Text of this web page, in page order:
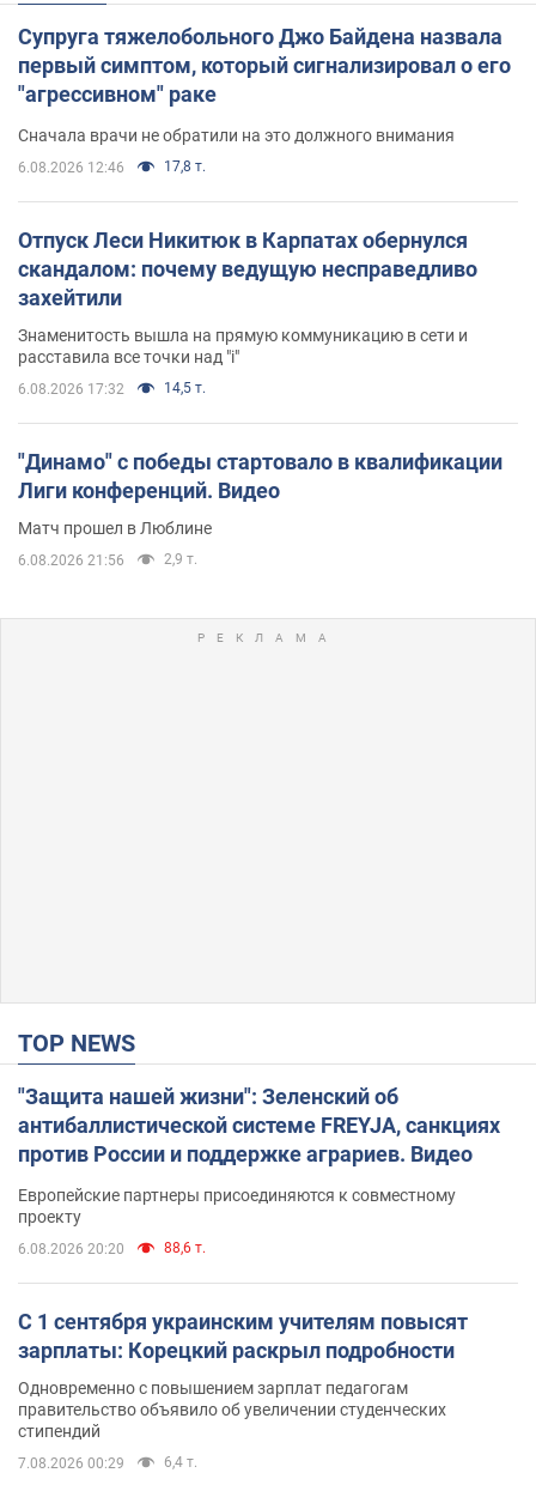
Супруга тяжелобольного Джо Байдена назвала
первый симптом, который сигнализировал о его
"агрессивном" раке
Сначала врачи не обратили на это должного внимания
6.08.2026 12:46 17,8 т.
Отпуск Леси Никитюк в Карпатах обернулся
скандалом: почему ведущую несправедливо
захейтили
Знаменитость вышла на прямую коммуникацию в сети и
расставила все точки над "i"
6.08.2026 17:32 14,5 т.
"Динамо" с победы стартовало в квалификации
Лиги конференций. Видео
Матч прошел в Люблине
6.08.2026 21:56 2,9 т.
TOP NEWS
"Защита нашей жизни": Зеленский об
антибаллистической системе FREYJA, санкциях
против России и поддержке аграриев. Видео
Европейские партнеры присоединяются к совместному
проекту
6.08.2026 20:20 88,6 т.
С 1 сентября украинским учителям повысят
зарплаты: Корецкий раскрыл подробности
Одновременно с повышением зарплат педагогам
правительство объявило об увеличении студенческих
стипендий
7.08.2026 00:29 6,4 т.